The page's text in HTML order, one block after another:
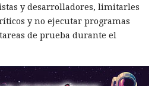
y desarrolladores, limitarles
y no ejecutar programas
de prueba durante el